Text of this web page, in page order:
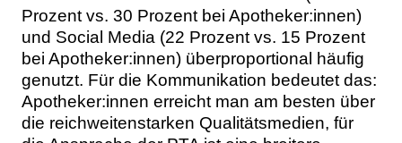
Prozent vs. 30 Prozent bei Apotheker:innen)
und Social Media (22 Prozent vs. 15 Prozent
bei Apotheker:innen) überproportional häufig
genutzt. Für die Kommunikation bedeutet das:
Apotheker:innen erreicht man am besten über
die reichweitenstarken Qualitätsmedien, für